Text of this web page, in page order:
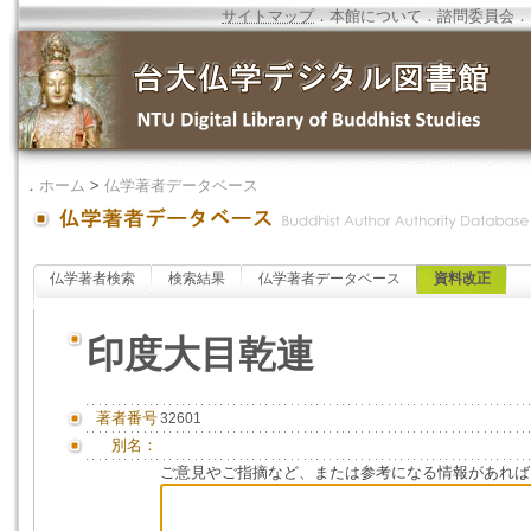
サイトマップ．本館について ．諮問委員会 ．
． ホーム > 仏学著者データベース
仏学著者検索 検索結果 仏学著者データベース 資料改正
印度大目乾連
著者番号32601
別名：
ご意見やご指摘など、または参考になる情報があれ